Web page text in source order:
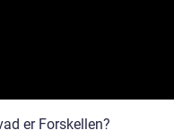
er Forskellen?